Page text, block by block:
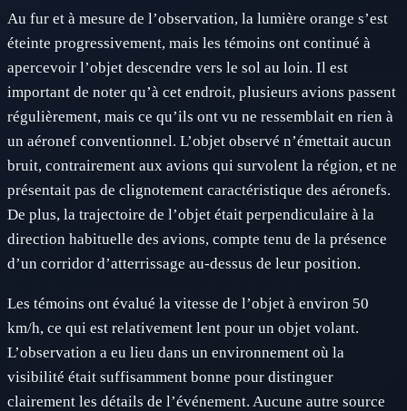
Au fur et à mesure de l’observation, la lumière orange s’est
éteinte progressivement, mais les témoins ont continué à
apercevoir l’objet descendre vers le sol au loin. Il est
important de noter qu’à cet endroit, plusieurs avions passent
régulièrement, mais ce qu’ils ont vu ne ressemblait en rien à
un aéronef conventionnel. L’objet observé n’émettait aucun
bruit, contrairement aux avions qui survolent la région, et ne
présentait pas de clignotement caractéristique des aéronefs.
De plus, la trajectoire de l’objet était perpendiculaire à la
direction habituelle des avions, compte tenu de la présence
d’un corridor d’atterrissage au-dessus de leur position.
Les témoins ont évalué la vitesse de l’objet à environ 50
km/h, ce qui est relativement lent pour un objet volant.
L’observation a eu lieu dans un environnement où la
visibilité était suffisamment bonne pour distinguer
clairement les détails de l’événement. Aucune autre source